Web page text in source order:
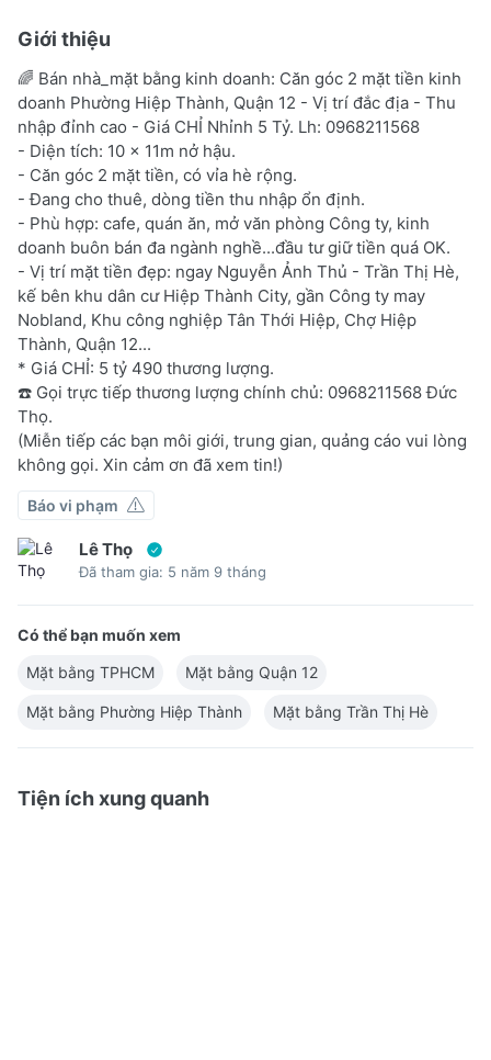
Giới thiệu
🌈 Bán nhà_mặt bằng kinh doanh: Căn góc 2 mặt tiền kinh
doanh Phường Hiệp Thành, Quận 12 - Vị trí đắc địa - Thu
nhập đỉnh cao - Giá CHỈ Nhỉnh 5 Tỷ. Lh: 0968211568
- Diện tích: 10 x 11m nở hậu.
- Căn góc 2 mặt tiền, có vỉa hè rộng.
- Đang cho thuê, dòng tiền thu nhập ổn định.
- Phù hợp: cafe, quán ăn, mở văn phòng Công ty, kinh
doanh buôn bán đa ngành nghề...đầu tư giữ tiền quá OK.
- Vị trí mặt tiền đẹp: ngay Nguyễn Ảnh Thủ - Trần Thị Hè,
kế bên khu dân cư Hiệp Thành City, gần Công ty may
Nobland, Khu công nghiệp Tân Thới Hiệp, Chợ Hiệp
Thành, Quận 12...
* Giá CHỈ: 5 tỷ 490 thương lượng.
☎️ Gọi trực tiếp thương lượng chính chủ: 0968211568 Đức
Thọ.
(Miễn tiếp các bạn môi giới, trung gian, quảng cáo vui lòng
không gọi. Xin cảm ơn đã xem tin!)
Báo vi phạm
Lê Thọ
Đã tham gia: 5 năm 9 tháng
Có thể bạn muốn xem
Mặt bằng TPHCM
Mặt bằng Quận 12
Mặt bằng Phường Hiệp Thành Mặt bằng Trần Thị Hè
Tiện ích xung quanh